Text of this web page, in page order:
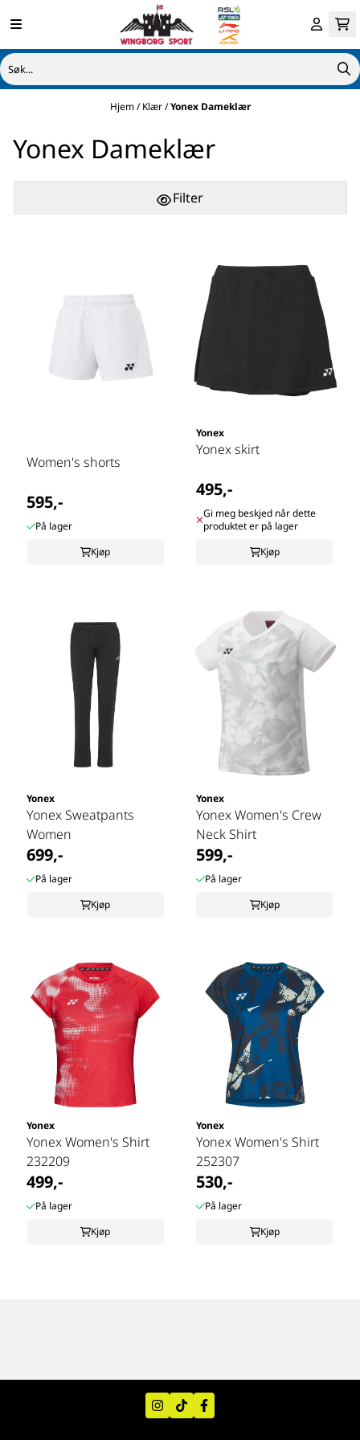
Hopp til innhold
Hjem/Klær/Yonex Dameklær
Yonex Dameklær
Filter
Women's shorts
595,-
På lager
Kjøp
Yonex
Yonex skirt
495,-
Gi meg beskjed når dette
produktet er på lager
Kjøp
Yonex
Yonex Sweatpants
Women
699,-
På lager
Kjøp
Yonex
Yonex Women's Crew
Neck Shirt
599,-
På lager
Kjøp
Yonex
Yonex Women's Shirt
232209
499,-
På lager
Kjøp
Yonex
Yonex Women's Shirt
252307
530,-
På lager
Kjøp